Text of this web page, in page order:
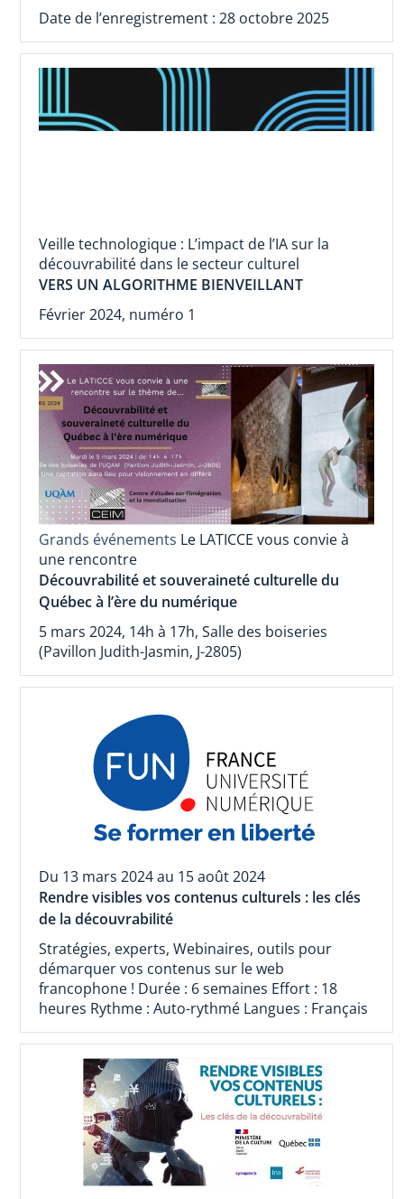
Date de l’enregistrement : 28 octobre 2025
Veille technologique : L’impact de l’IA sur la
découvrabilité dans le secteur culturel
VERS UN ALGORITHME BIENVEILLANT
Février 2024, numéro 1
Grands événements Le LATICCE vous convie à
une rencontre
Découvrabilité et souveraineté culturelle du
Québec à l’ère du numérique
5 mars 2024, 14h à 17h, Salle des boiseries
(Pavillon Judith-Jasmin, J-2805)
Du 13 mars 2024 au 15 août 2024
Rendre visibles vos contenus culturels : les clés
de la découvrabilité
Stratégies, experts, Webinaires, outils pour
démarquer vos contenus sur le web
francophone ! Durée : 6 semaines Effort : 18
heures Rythme : Auto-rythmé Langues : Français